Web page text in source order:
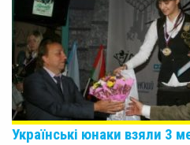
Українські юнаки взяли 3